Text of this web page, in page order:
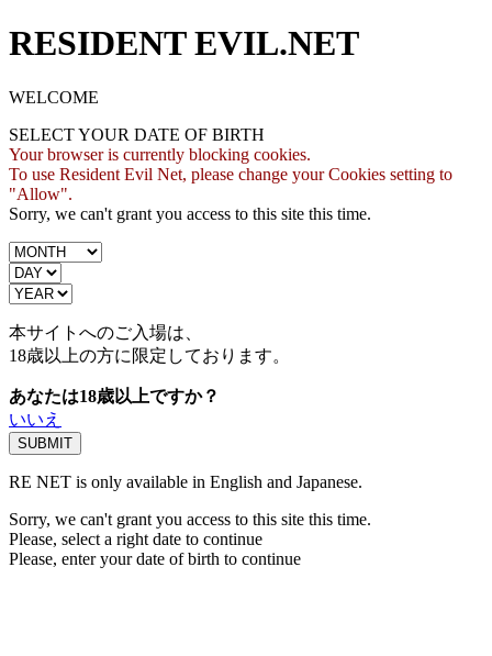
RESIDENT EVIL.NET
WELCOME
SELECT YOUR DATE OF BIRTH
Your browser is currently blocking cookies.
To use Resident Evil Net, please change your Cookies setting to
"Allow".
Sorry, we can't grant you access to this site this time.
本サイトへのご入場は、
18歳以上の方に限定しております。
あなたは18歳以上ですか？
いいえ
RE NET is only available in English and Japanese.
Sorry, we can't grant you access to this site this time.
Please, select a right date to continue
Please, enter your date of birth to continue